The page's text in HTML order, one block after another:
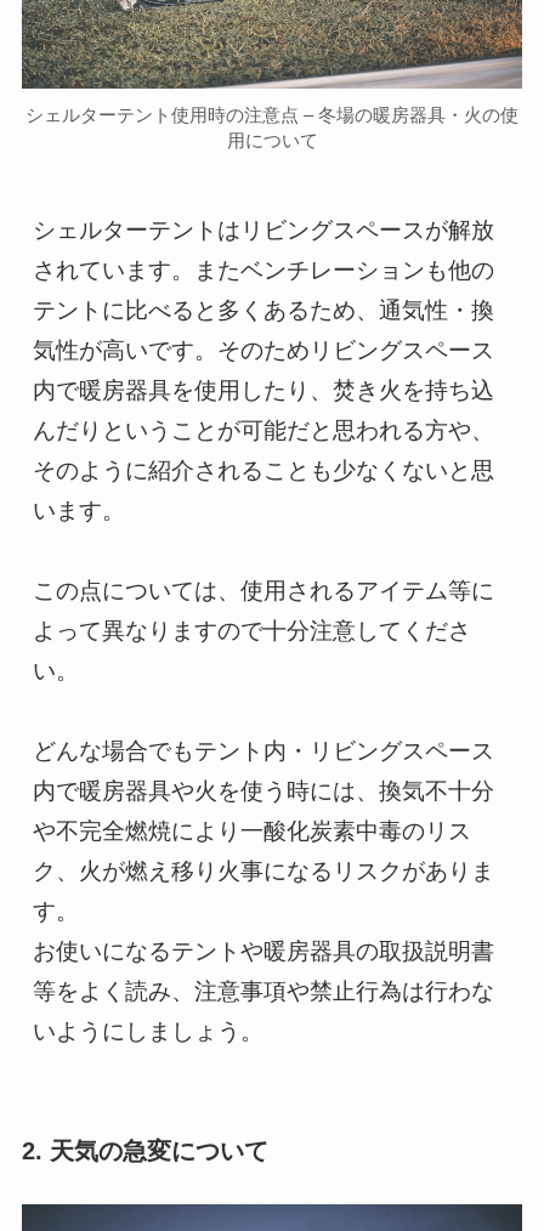
シェルターテント使用時の注意点 – 冬場の暖房器具・火の使
用について
シェルターテントはリビングスペースが解放
されています。またベンチレーションも他の
テントに比べると多くあるため、通気性・換
気性が高いです。そのためリビングスペース
内で暖房器具を使用したり、焚き火を持ち込
んだりということが可能だと思われる方や、
そのように紹介されることも少なくないと思
います。
この点については、使用されるアイテム等に
よって異なりますので十分注意してくださ
い。
どんな場合でもテント内・リビングスペース
内で暖房器具や火を使う時には、換気不十分
や不完全燃焼により一酸化炭素中毒のリス
ク、火が燃え移り火事になるリスクがありま
す。
お使いになるテントや暖房器具の取扱説明書
等をよく読み、注意事項や禁止行為は行わな
いようにしましょう。
2. 天気の急変について